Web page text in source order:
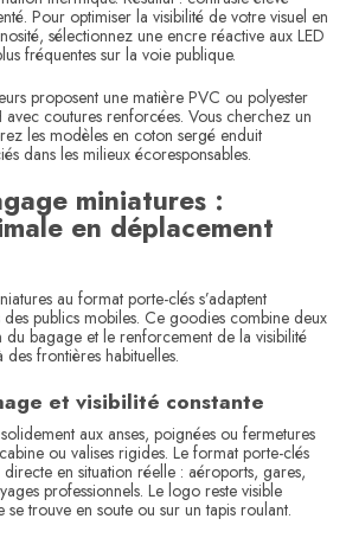
Pour optimiser la visibilité de votre visuel en
sélectionnez une encre réactive aux LED
fréquentes sur la voie publique.
proposent une matière PVC ou polyester
coutures renforcées. Vous cherchez un
les modèles en coton sergé enduit
dans les milieux écoresponsables.
miniatures :
en déplacement
au format porte-clés s’adaptent
des publics mobiles. Ce goodies combine deux
du bagage et le renforcement de la visibilité
frontières habituelles.
et visibilité constante
aux anses, poignées ou fermetures
ou valises rigides. Le format porte-clés
en situation réelle : aéroports, gares,
professionnels. Le logo reste visible
trouve en soute ou sur un tapis roulant.